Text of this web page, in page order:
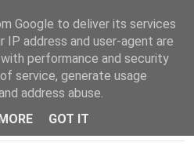
Menu
Google to deliver its services
IP address and user-agent are
performance and security
service, generate usage
address abuse.
GOT IT